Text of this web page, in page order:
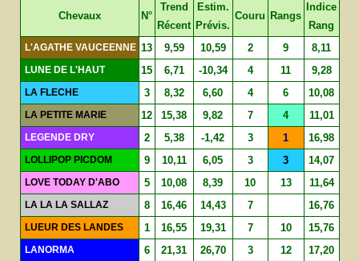
Chevaux N°
Trend
Récent
Estim.
Prévis.
Couru Rangs
Indice
Rang
L'AGATHE VAUCEENNE 13 9,59 10,59 2 9 8,11
LUNE DE L'HAUT 15 6,71 -10,34 4 11 9,28
LA FLECHE 3 8,32 6,60 4 6 10,08
LA PETITE MARIE 12 15,38 9,82 7 4 11,01
LEGENDE DRY 2 5,38 -1,42 3 1 16,98
LOLLIPOP PICDOM 9 10,11 6,05 3 3 14,07
LOVE TODAY D'ABO 5 10,08 8,39 10 13 11,64
LA LA LA SALLAZ 8 16,46 14,43 7 16,76
LUEUR DES LANDES 1 16,55 19,31 7 10 15,76
LANORMA 6 21,31 26,70 3 12 17,20